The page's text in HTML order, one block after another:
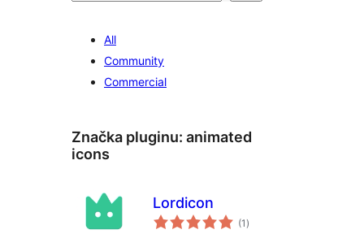
All
Community
Commercial
Značka pluginu: animated
icons
Lordicon
(1 celkové
hodnotenie
)